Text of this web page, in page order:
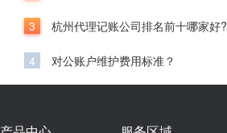
3 杭州代理记账公司排名前十哪家好?
4 对公账户维护费用标准？